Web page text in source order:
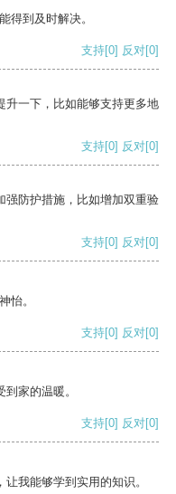
得到及时解决。
支持[0] 反对[0]
升一下，比如能够支持更多地
支持[0] 反对[0]
强防护措施，比如增加双重验
支持[0] 反对[0]
怡。
支持[0] 反对[0]
家的温暖。
支持[0] 反对[0]
我能够学到实用的知识。